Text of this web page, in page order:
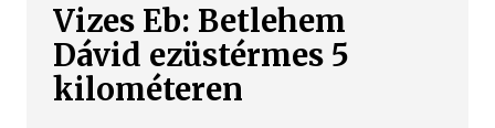
Vizes Eb: Betlehem
Dávid ezüstérmes 5
kilométeren